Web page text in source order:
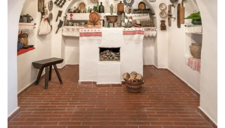
kapcsolat
HU EN DE